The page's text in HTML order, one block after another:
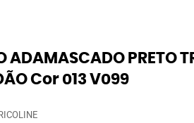
ADAMASCADO PRETO
Cor 013 V099